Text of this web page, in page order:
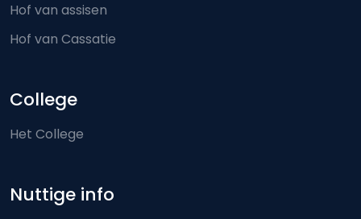
Hof van assisen
Hof van Cassatie
College
Het College
Nuttige info